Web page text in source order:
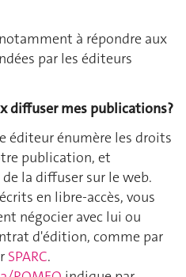
à répondre aux
par les éditeurs
diffuser mes publications?
éditeur énumère les droits
publication, et
la diffuser sur le web.
en libre-accès, vous
négocier avec lui ou
d'édition, comme par
SPARC.